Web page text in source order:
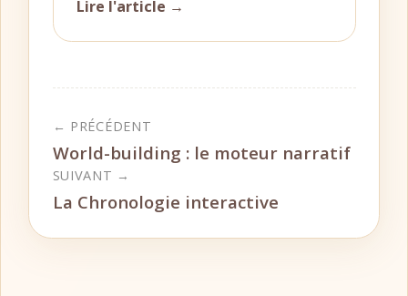
Lire l'article →
← PRÉCÉDENT
World-building : le moteur narratif
SUIVANT →
La Chronologie interactive